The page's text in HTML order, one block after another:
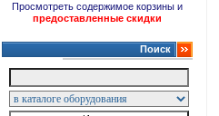
Просмотреть содержимое корзины и
предоставленные скидки
Поиск